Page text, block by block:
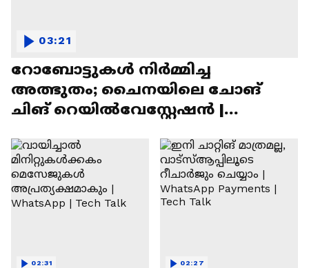
റോബോട്ടുകൾ നിർമ്മിച്ച
അത്ഭുതം; ചൈനയിലെ ചോങ്
ചിങ് റെയിൽവേസ്റ്റേഷൻ |
03:21
02:31 02:27